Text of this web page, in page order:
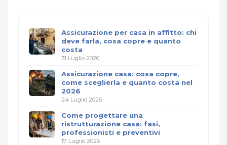
Assicurazione per casa in affitto: chi
deve farla, cosa copre e quanto
costa
31 Luglio 2026
Assicurazione casa: cosa copre,
come sceglierla e quanto costa nel
2026
24 Luglio 2026
Come progettare una
ristrutturazione casa: fasi,
professionisti e preventivi
17 Luglio 2026